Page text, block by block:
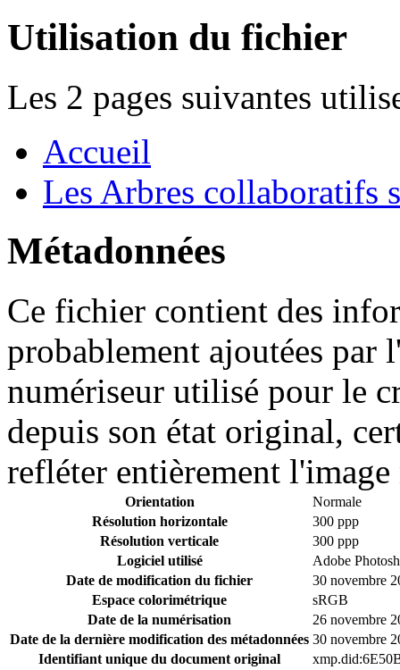
Utilisation du fichier
Les 2 pages suivantes
Accueil
Les Arbres collaboratifs
Métadonnées
Ce fichier contient des
probablement ajoutées par
numériseur utilisé pour le
depuis son état original,
refléter entièrement
Orientation
Normale
Résolution horizontale
300 ppp
Résolution verticale
300 ppp
Logiciel utilisé
Adobe
Date de modification du fichier
30 novembre
Espace colorimétrique
sRGB
Date de la numérisation
26 novembre
Date de la dernière modification des métadonnées 30 novembre
Identifiant unique du document original